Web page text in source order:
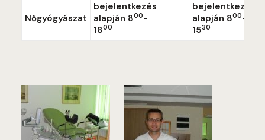
Nőgyógyászat
bejelentkezés
alapján 800-
1800
bejelentkezés
alapján 800-
1530